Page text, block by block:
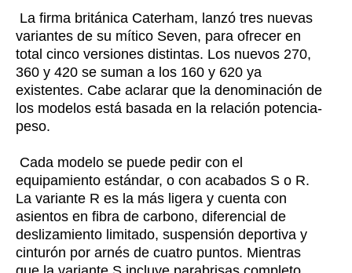
La firma británica Caterham, lanzó tres nuevas
variantes de su mítico Seven, para ofrecer en
total cinco versiones distintas. Los nuevos 270,
360 y 420 se suman a los 160 y 620 ya
existentes. Cabe aclarar que la denominación de
los modelos está basada en la relación potencia-
peso.
Cada modelo se puede pedir con el
equipamiento estándar, o con acabados S o R.
La variante R es la más ligera y cuenta con
asientos en fibra de carbono, diferencial de
deslizamiento limitado, suspensión deportiva y
cinturón por arnés de cuatro puntos. Mientras